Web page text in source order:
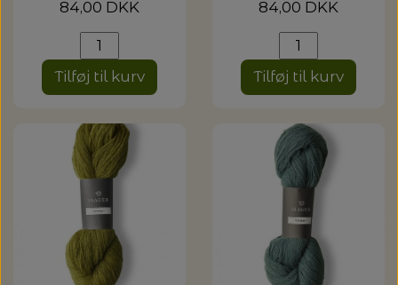
84,00 DKK
Tilføj til kurv
84,00 DKK
Tilføj til kurv